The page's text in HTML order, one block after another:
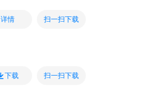
详情 扫一扫下载
下载 扫一扫下载